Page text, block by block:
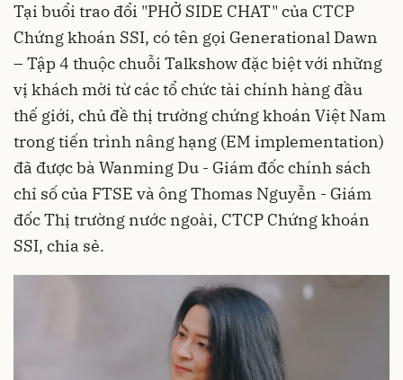
Tại buổi trao đổi "PHỞ SIDE CHAT" của CTCP
Chứng khoán SSI, có tên gọi Generational Dawn
– Tập 4 thuộc chuỗi Talkshow đặc biệt với những
vị khách mời từ các tổ chức tài chính hàng đầu
thế giới, chủ đề thị trường chứng khoán Việt Nam
trong tiến trình nâng hạng (EM implementation)
đã được bà Wanming Du - Giám đốc chính sách
chỉ số của FTSE và ông Thomas Nguyễn - Giám
đốc Thị trường nước ngoài, CTCP Chứng khoán
SSI, chia sẻ.